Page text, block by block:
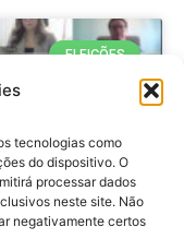
tecnologias como
do dispositivo. O
processar dados
neste site. Não
negativamente certos
ELEIÇÕES